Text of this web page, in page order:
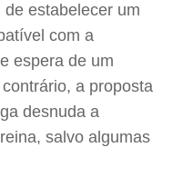
estabelecer um
com a
espera de um
a proposta
desnuda a
salvo algumas